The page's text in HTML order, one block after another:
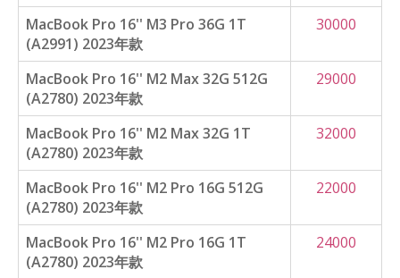
MacBook Pro 16'' M3 Pro 36G 1T
(A2991) 2023年款
30000
MacBook Pro 16'' M2 Max 32G 512G
(A2780) 2023年款
29000
MacBook Pro 16'' M2 Max 32G 1T
(A2780) 2023年款
32000
MacBook Pro 16'' M2 Pro 16G 512G
(A2780) 2023年款
22000
MacBook Pro 16'' M2 Pro 16G 1T
(A2780) 2023年款
24000